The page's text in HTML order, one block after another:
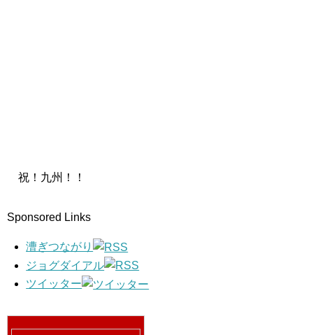
祝！九州！！
Sponsored Links
漕ぎつながり
ジョグダイアル
ツイッター